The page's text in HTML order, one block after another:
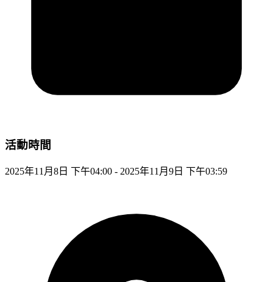
活動時間
2025年11月8日 下午04:00 - 2025年11月9日 下午03:59